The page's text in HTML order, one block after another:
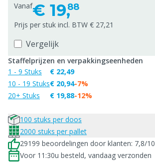
Vanaf€ 19,88
Prijs per stuk incl. BTW € 27,21
Vergelijk
Staffelprijzen en verpakkingseenheden
1 - 9 Stuks
10 - 19 Stuks
20+ Stuks
€ 22,49
€ 20,94
€ 19,88
-7%
-12%
100 stuks per doos
2000 stuks per pallet
29199 beoordelingen door klanten: 7,8/10
Voor 11:30u besteld, vandaag verzonden